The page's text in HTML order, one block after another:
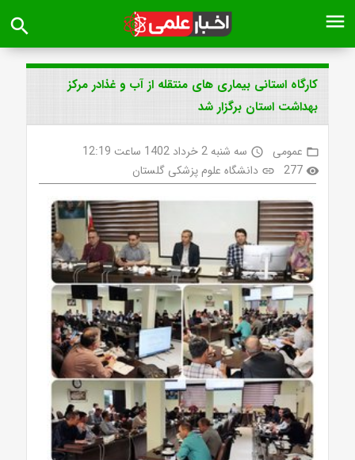
menu
search
کارگاه استانی بیماری های منتقله از آب و‌ غذادر مرکز
بهداشت استان برگزار شد
folder_open عمومی access_time سه شنبه 2 خرداد 1402 ساعت 12:19
visibility
277
link دانشگاه علوم پزشکی گلستان